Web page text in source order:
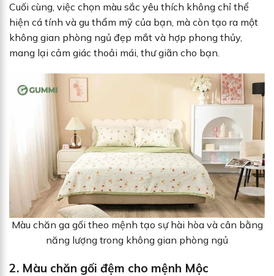
Cuối cùng, việc chọn màu sắc yêu thích không chỉ thể
hiện cá tính và gu thẩm mỹ của bạn, mà còn tạo ra một
không gian phòng ngủ đẹp mắt và hợp phong thủy,
mang lại cảm giác thoải mái, thư giãn cho bạn.
Màu chăn ga gối theo mệnh tạo sự hài hòa và cân bằng
năng lượng trong không gian phòng ngủ
2. Màu chăn gối đệm cho mệnh Mộc